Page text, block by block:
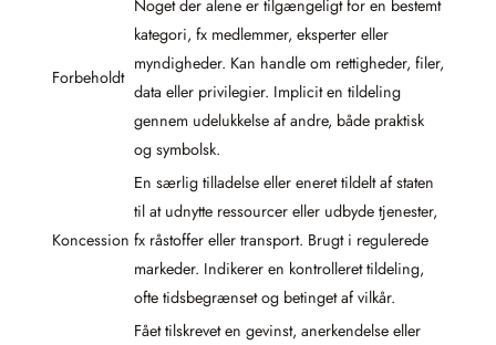
Forbeholdt
Noget der alene er tilgængeligt for en bestemt
kategori, fx medlemmer, eksperter eller
myndigheder. Kan handle om rettigheder, filer,
data eller privilegier. Implicit en tildeling
gennem udelukkelse af andre, både praktisk
og symbolsk.
Koncession
En særlig tilladelse eller eneret tildelt af staten
til at udnytte ressourcer eller udbyde tjenester,
fx råstoffer eller transport. Brugt i regulerede
markeder. Indikerer en kontrolleret tildeling,
ofte tidsbegrænset og betinget af vilkår.
Fået tilskrevet en gevinst, anerkendelse eller